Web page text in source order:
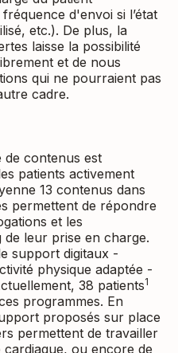
d'envoi si l’état
etc.). De plus, la
laisse la possibilité
et de nous
qui ne pourraient pas
cadre.
de contenus est
patients activement
13 contenus dans
permettent de répondre
et les
leur prise en charge.
support digitaux -
physique adaptée -
38 patients1
programmes. En
proposés sur place
permettent de travailler
ou encore de